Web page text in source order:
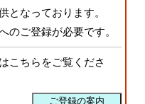
となっております。
ご登録が必要です。
こちらをご覧くださ